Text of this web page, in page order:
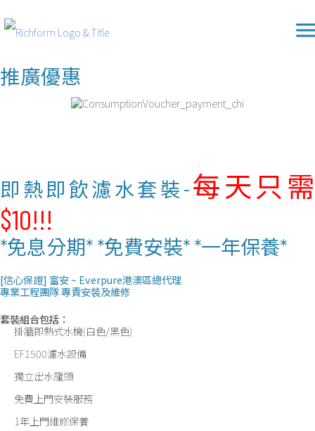
to
content
推廣優惠
即熱即飲濾水套裝-每天只需
$10!!!
*免息分期* *免費安裝* *一年保養*
[信心保證] 富安 ~ Everpure港澳區總代理
專業工程團隊 專責安裝及維修
套裝組合包括：
掛牆即熱式水機(白色/黑色)
EF1500濾水設備
獨立出水龍頭
免費上門安裝服務
1年上門維修保養